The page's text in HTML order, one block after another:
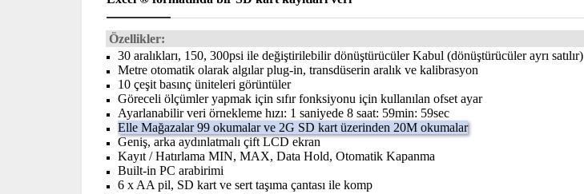
Özellikler:
30 aralıkları, 150, 300psi ile değiştirilebilir dönüştürücüler Kabul (dönüştürücüler ayrı satılır)
Metre otomatik olarak algılar plug-in, transdüserin aralık ve kalibrasyon
10 çeşit basınç üniteleri görüntüler
Göreceli ölçümler yapmak için sıfır fonksiyonu için kullanılan ofset ayar
Ayarlanabilir veri örnekleme hızı: 1 saniyede 8 saat: 59min: 59sec
Elle Mağazalar 99 okumalar ve 2G SD kart üzerinden 20M okumalar
Geniş, arka aydınlatmalı çift LCD ekran
Kayıt / Hatırlama MIN, MAX, Data Hold, Otomatik Kapanma
Built-in PC arabirimi
6 x AA pil, SD kart ve sert taşıma çantası ile komp